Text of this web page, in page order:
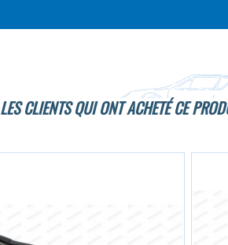
LES CLIENTS QUI ONT ACHETÉ CE